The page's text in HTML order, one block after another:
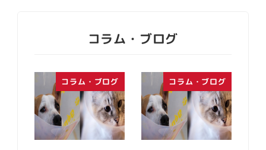
コラム・ブログ
コラム・ブログ コラム・ブログ